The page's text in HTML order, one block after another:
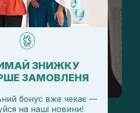
ЗНИЖКУ
ЗАМОВЛЕНЯ
бонус вже чекає —
на наші новини!